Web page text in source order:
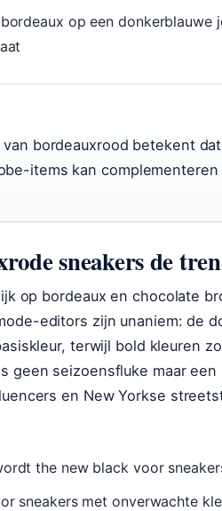
op een donkerblauwe
bordeauxrood betekent
items kan
sneakers de
op bordeaux en chocolate
editors zijn unaniem: de
terwijl bold kleuren
geen seizoensfluke maar
en New Yorkse
the new black voor
sneakers met onverwachte